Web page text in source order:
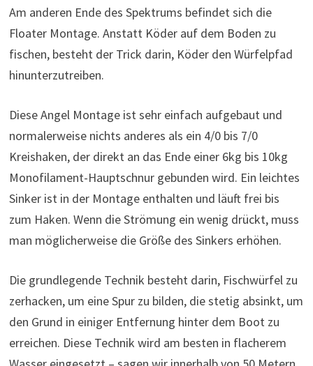
Am anderen Ende des Spektrums befindet sich die
Floater Montage. Anstatt Köder auf dem Boden zu
fischen, besteht der Trick darin, Köder den Würfelpfad
hinunterzutreiben.
Diese Angel Montage ist sehr einfach aufgebaut und
normalerweise nichts anderes als ein 4/0 bis 7/0
Kreishaken, der direkt an das Ende einer 6kg bis 10kg
Monofilament-Hauptschnur gebunden wird. Ein leichtes
Sinker ist in der Montage enthalten und läuft frei bis
zum Haken. Wenn die Strömung ein wenig drückt, muss
man möglicherweise die Größe des Sinkers erhöhen.
Die grundlegende Technik besteht darin, Fischwürfel zu
zerhacken, um eine Spur zu bilden, die stetig absinkt, um
den Grund in einiger Entfernung hinter dem Boot zu
erreichen. Diese Technik wird am besten in flacherem